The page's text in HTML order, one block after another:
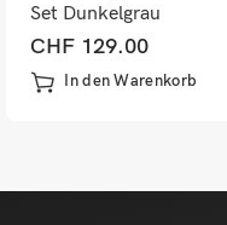
Set Dunkelgrau
CHF 129.00
In den Warenkorb